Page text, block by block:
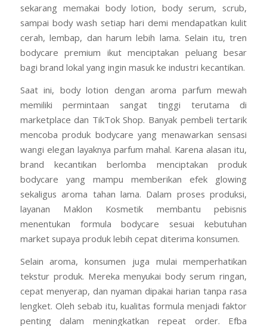
sekarang memakai body lotion, body serum, scrub,
sampai body wash setiap hari demi mendapatkan kulit
cerah, lembap, dan harum lebih lama. Selain itu, tren
bodycare premium ikut menciptakan peluang besar
bagi brand lokal yang ingin masuk ke industri kecantikan.
Saat ini, body lotion dengan aroma parfum mewah
memiliki permintaan sangat tinggi terutama di
marketplace dan TikTok Shop. Banyak pembeli tertarik
mencoba produk bodycare yang menawarkan sensasi
wangi elegan layaknya parfum mahal. Karena alasan itu,
brand kecantikan berlomba menciptakan produk
bodycare yang mampu memberikan efek glowing
sekaligus aroma tahan lama. Dalam proses produksi,
layanan Maklon Kosmetik membantu pebisnis
menentukan formula bodycare sesuai kebutuhan
market supaya produk lebih cepat diterima konsumen.
Selain aroma, konsumen juga mulai memperhatikan
tekstur produk. Mereka menyukai body serum ringan,
cepat menyerap, dan nyaman dipakai harian tanpa rasa
lengket. Oleh sebab itu, kualitas formula menjadi faktor
penting dalam meningkatkan repeat order. Efba